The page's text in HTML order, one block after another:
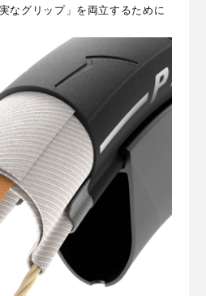
なグリップ」を両立するために